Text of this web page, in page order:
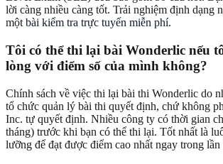
lời càng nhiều càng tốt. Trải nghiệm định dạng
một bài kiểm tra trực tuyến miễn phí.
Tôi có thể thi lại bài Wonderlic nếu
lòng với điểm số của mình không?
Chính sách về việc thi lại bài thi Wonderlic do
tổ chức quản lý bài thi quyết định, chứ không
Inc. tự quyết định. Nhiều công ty có thời gian
tháng) trước khi bạn có thể thi lại. Tốt nhất là
lưỡng để đạt được điểm cao nhất ngay trong lần